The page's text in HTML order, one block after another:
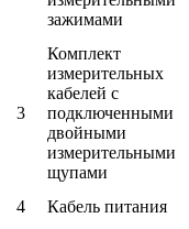
зажимами
3
Комплект
измерительных
кабелей с
подключенными
двойными
измерительными
щупами
4 Кабель питания